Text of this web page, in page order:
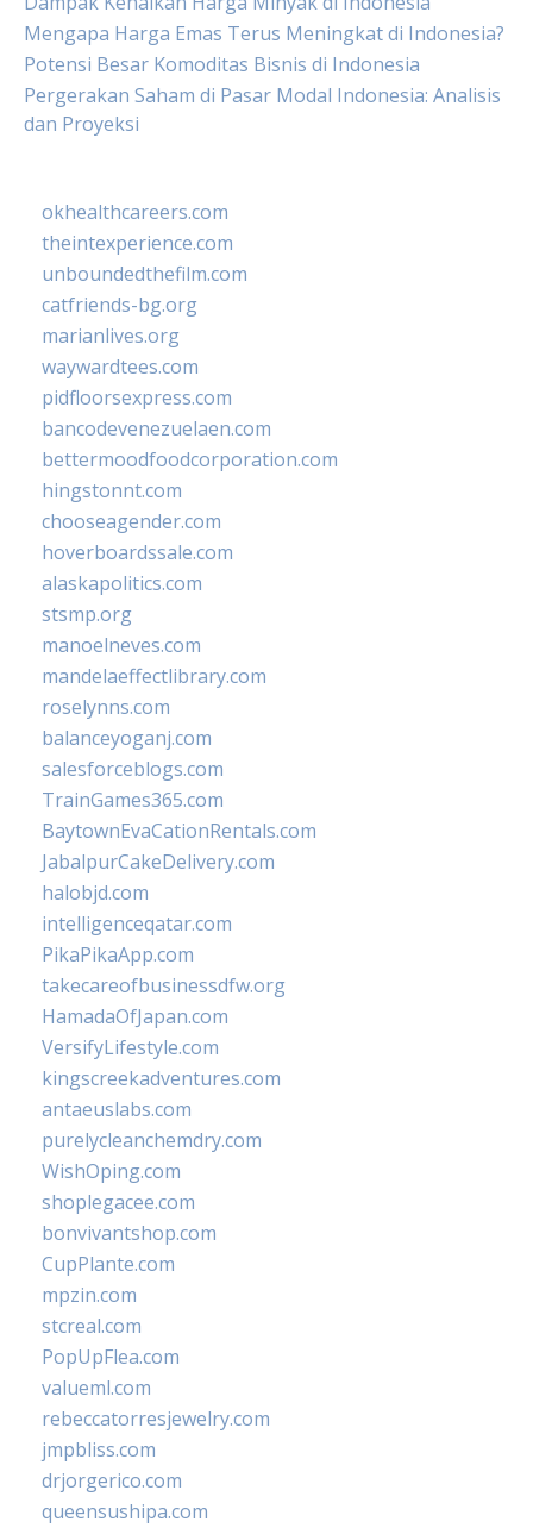
Mengapa Harga Emas Terus Meningkat di Indonesia?
Potensi Besar Komoditas Bisnis di Indonesia
Pergerakan Saham di Pasar Modal Indonesia: Analisis
dan Proyeksi
okhealthcareers.com
theintexperience.com
unboundedthefilm.com
catfriends-bg.org
marianlives.org
waywardtees.com
pidfloorsexpress.com
bancodevenezuelaen.com
bettermoodfoodcorporation.com
hingstonnt.com
chooseagender.com
hoverboardssale.com
alaskapolitics.com
stsmp.org
manoelneves.com
mandelaeffectlibrary.com
roselynns.com
balanceyoganj.com
salesforceblogs.com
TrainGames365.com
BaytownEvaCationRentals.com
JabalpurCakeDelivery.com
halobjd.com
intelligenceqatar.com
PikaPikaApp.com
takecareofbusinessdfw.org
HamadaOfJapan.com
VersifyLifestyle.com
kingscreekadventures.com
antaeuslabs.com
purelycleanchemdry.com
WishOping.com
shoplegacee.com
bonvivantshop.com
CupPlante.com
mpzin.com
stcreal.com
PopUpFlea.com
valueml.com
rebeccatorresjewelry.com
jmpbliss.com
drjorgerico.com
queensushipa.com